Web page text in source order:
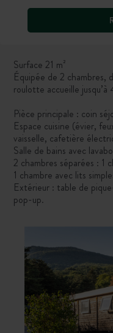
Surface 21 m²
Équipée de 2 chambres,
roulotte accueille
Pièce principale : coin
Espace cuisine (évier,
vaisselle, cafetière
Salle de bains avec
2 chambres séparées :
1 chambre avec lits
Extérieur : table de
pop-up.